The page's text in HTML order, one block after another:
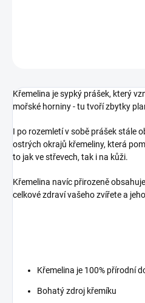
Křemelina je sypký prášek, který
mořské horniny - tu tvoří zbytky
I po rozemletí v sobě prášek stále
ostrých okrajů křemeliny, která
to jak ve střevech, tak i na kůži.
Křemelina navíc přirozeně
celkové zdraví vašeho zvířete a
Křemelina je 100% přírodní
Bohatý zdroj křemíku